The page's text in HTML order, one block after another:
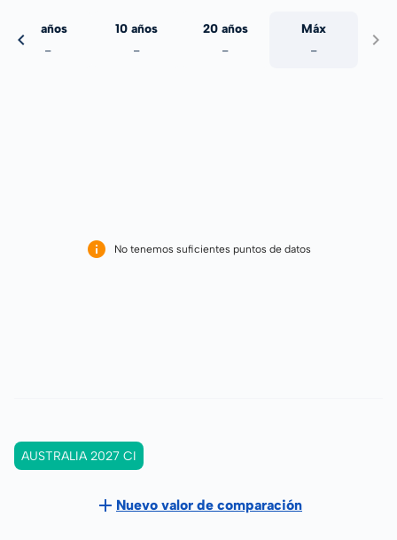
5 años
-
10 años
-
20 años
-
Máx
-
No tenemos suficientes puntos de datos
AUSTRALIA 2027 CI
Nuevo valor de comparación